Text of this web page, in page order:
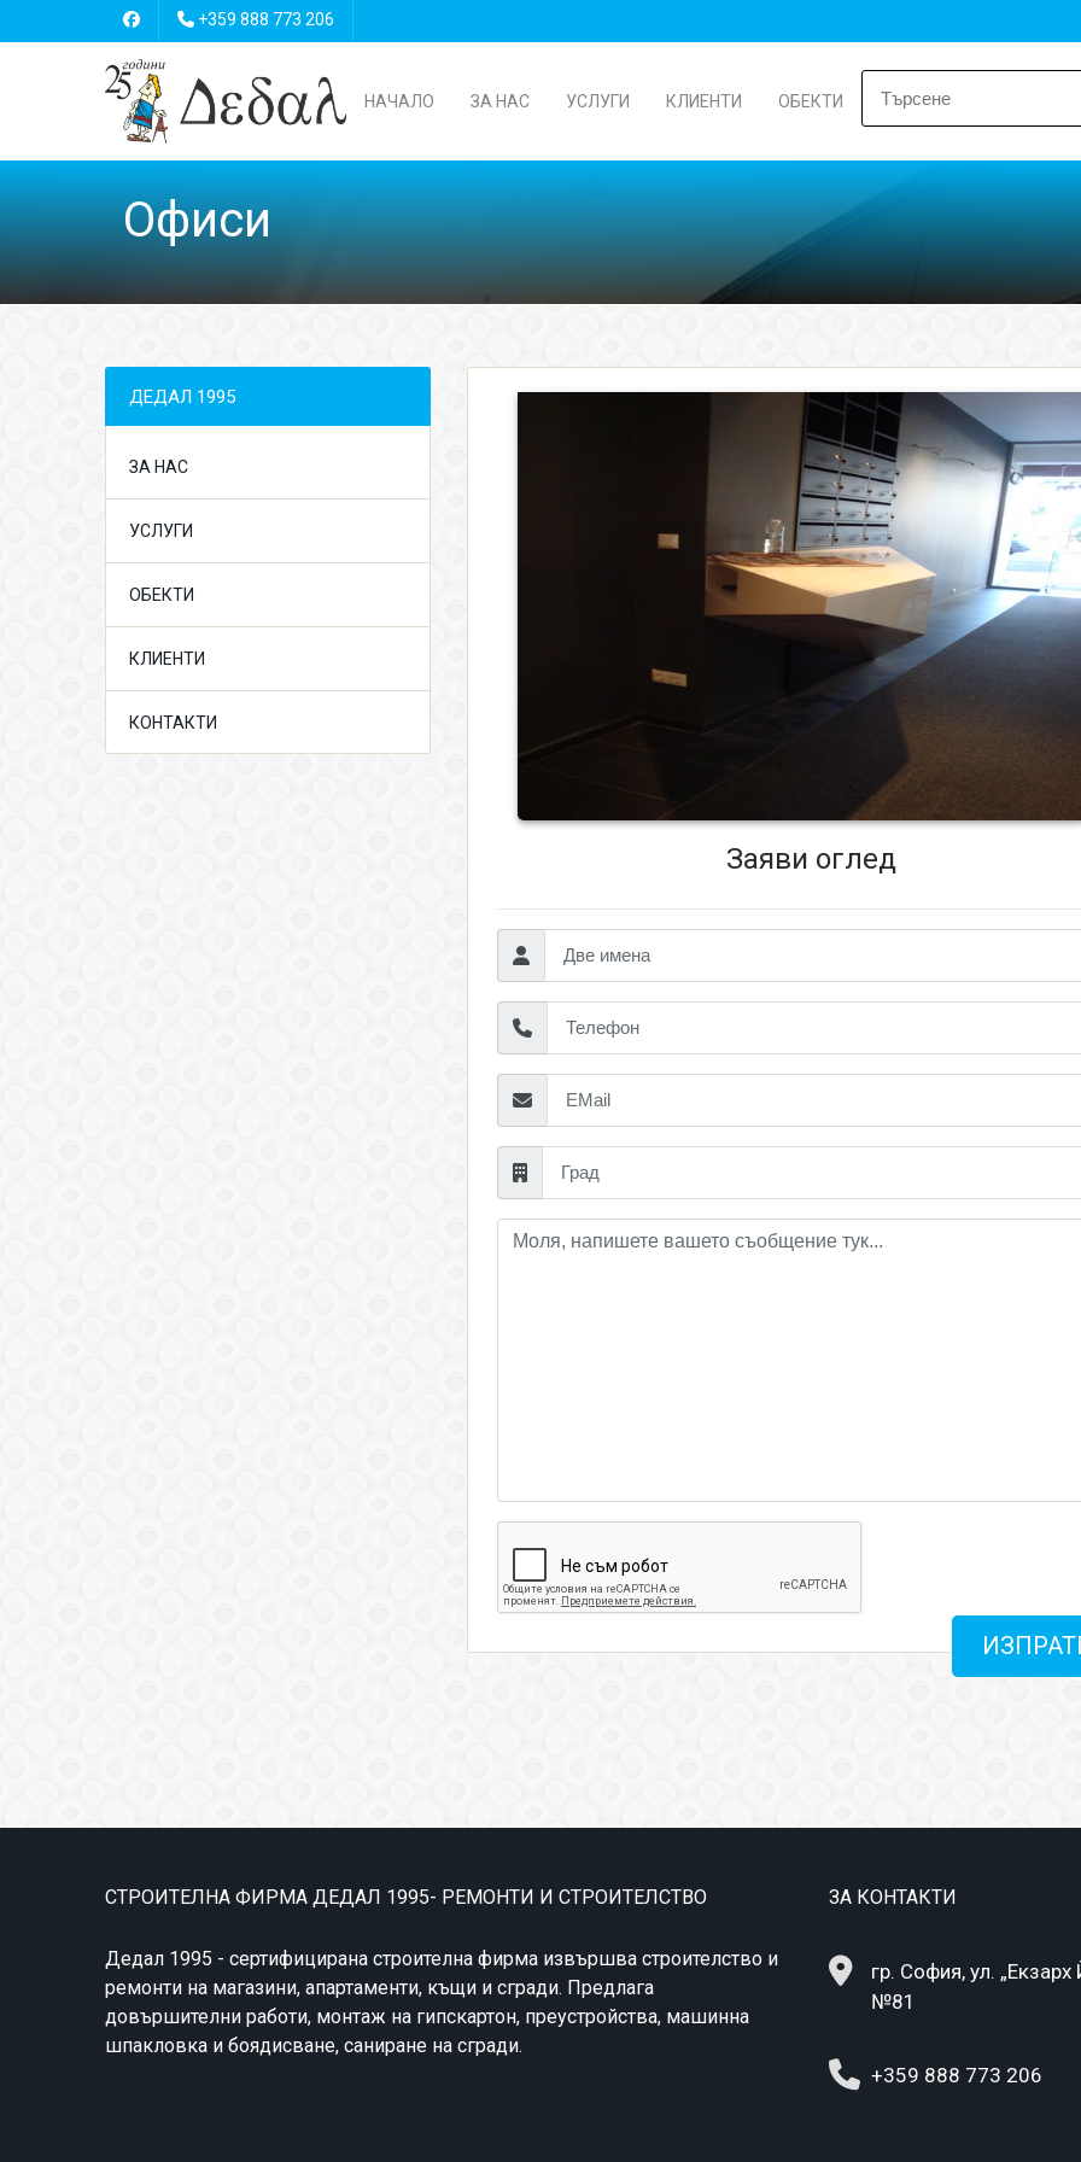
+359 888 773 206
НАЧАЛО ЗА НАС УСЛУГИ КЛИЕНТИ ОБЕКТИ
Офиси
ДЕДАЛ 1995
ЗА НАС
УСЛУГИ
ОБЕКТИ
КЛИЕНТИ
КОНТАКТИ
Заяви оглед
СТРОИТЕЛНА ФИРМА ДЕДАЛ 1995- РЕМОНТИ И СТРОИТЕЛСТВО
Дедал 1995 - сертифицирана строителна фирма извършва строителство и
ремонти на магазини, апартаменти, къщи и сгради. Предлага
довършителни работи, монтаж на гипскартон, преустройства, машинна
шпакловка и боядисване, саниране на сгради.
ЗА КОНТАКТИ
гр. София, ул.
№81
+359 888 773 206